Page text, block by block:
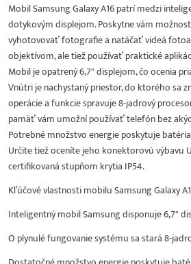
Mobil Samsung Galaxy A16 patrí medzi
dotykovým displejom. Poskytne vám
vyhotovovať fotografie a natáčať videá
objektívom, ale tiež používať praktické
Mobil je opatrený 6,7" displejom, čo ocenia
Vnútri je nachystaný priestor, do ktorého sa
operácie a funkcie spravuje 8-jadrový
pamäť vám umožní používať telefón bez
Potrebné množstvo energie poskytuje
Určite tiež oceníte jeho konektorovú výbavu
certifikovaná stupňom krytia IP54.
Kľúčové vlastnosti mobilu Samsung Galaxy
Inteligentný mobil Samsung disponuje 6,7"
O plynulé fungovanie systému sa stará 8-